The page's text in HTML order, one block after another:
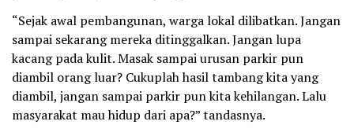
“Sejak awal pembangunan, warga lokal dilibatkan. Jangan
sampai sekarang mereka ditinggalkan. Jangan lupa
kacang pada kulit. Masak sampai urusan parkir pun
diambil orang luar? Cukuplah hasil tambang kita yang
diambil, jangan sampai parkir pun kita kehilangan. Lalu
masyarakat mau hidup dari apa?” tandasnya.